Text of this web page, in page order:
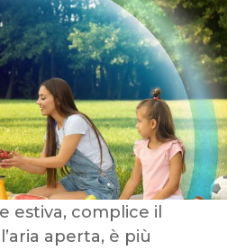
estiva, complice il
aperta, è più